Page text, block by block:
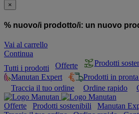
×
% nuovo/i prodotto/i: un nuovo
Vai al carrello
Continua
Tutti i prodotti
Offerte
Prodotti
Manutan Expert
Prodotti in
Traccia il tuo ordine
Ordine rapido
Offerte Prodotti sostenibili
Manutan